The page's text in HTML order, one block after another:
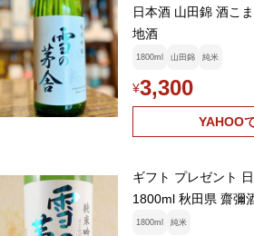
日本酒 山田錦 酒こ
地酒
1800ml 山田錦 純米
¥3,300
YAHOO
ギフト プレゼント
1800ml 秋田県 齋彌
1800ml 純米